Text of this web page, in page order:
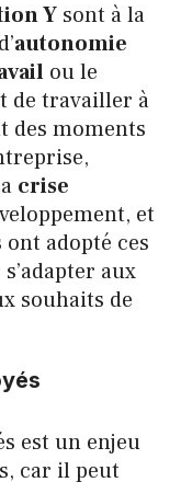
Y sont à la
autonomie
ou le
de travailler à
des moments
crise
et
adopté ces
aux
souhaits de
est un enjeu
car il peut